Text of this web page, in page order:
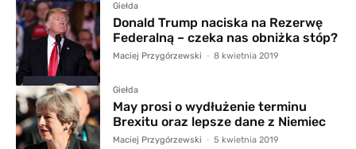
Giełda
Donald Trump naciska na Rezerwę
Federalną – czeka nas obniżka stóp?
Maciej Przygórzewski - 8 kwietnia 2019
Giełda
May prosi o wydłużenie terminu
Brexitu oraz lepsze dane z Niemiec
Maciej Przygórzewski - 5 kwietnia 2019